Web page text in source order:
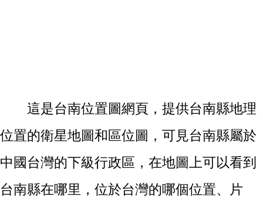
這是台南位置圖網頁，提供台南縣地理
位置的衛星地圖和區位圖，可見台南縣屬於
中國台灣的下級行政區，在地圖上可以看到
台南縣在哪里，位於台灣的哪個位置、片